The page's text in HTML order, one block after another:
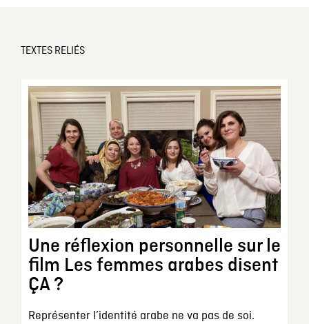
TEXTES RELIÉS
Une réflexion personnelle sur le
film Les femmes arabes disent
ÇA ?
Représenter l’identité arabe ne va pas de soi.